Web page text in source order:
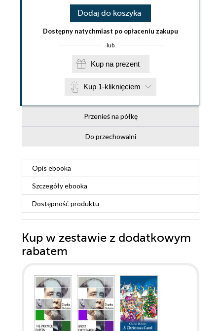
Dodaj do koszyka
Dostępny natychmiast po opłaceniu zakupu
lub
Kup na prezent
Kup 1-kliknięciem
Przenieś na półkę
Do przechowalni
Opis ebooka
Szczegółyebooka
Dostępność produktu
Kup w zestawie z dodatkowym
rabatem